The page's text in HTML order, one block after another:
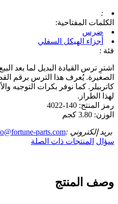
:
الكلمات المفتاحية:
ضرس
أجزاء الهيكل السفلي
فئة :
كاتربيلر. كما نوفر بكرات التوجيه
لهذا الطراز.
رمز المنتج: 140-4022
الوزن: 3.80 كجم
بريد إلكتروني :parts.com
سؤال المنتجات ذات الصلة
وصف المنتج